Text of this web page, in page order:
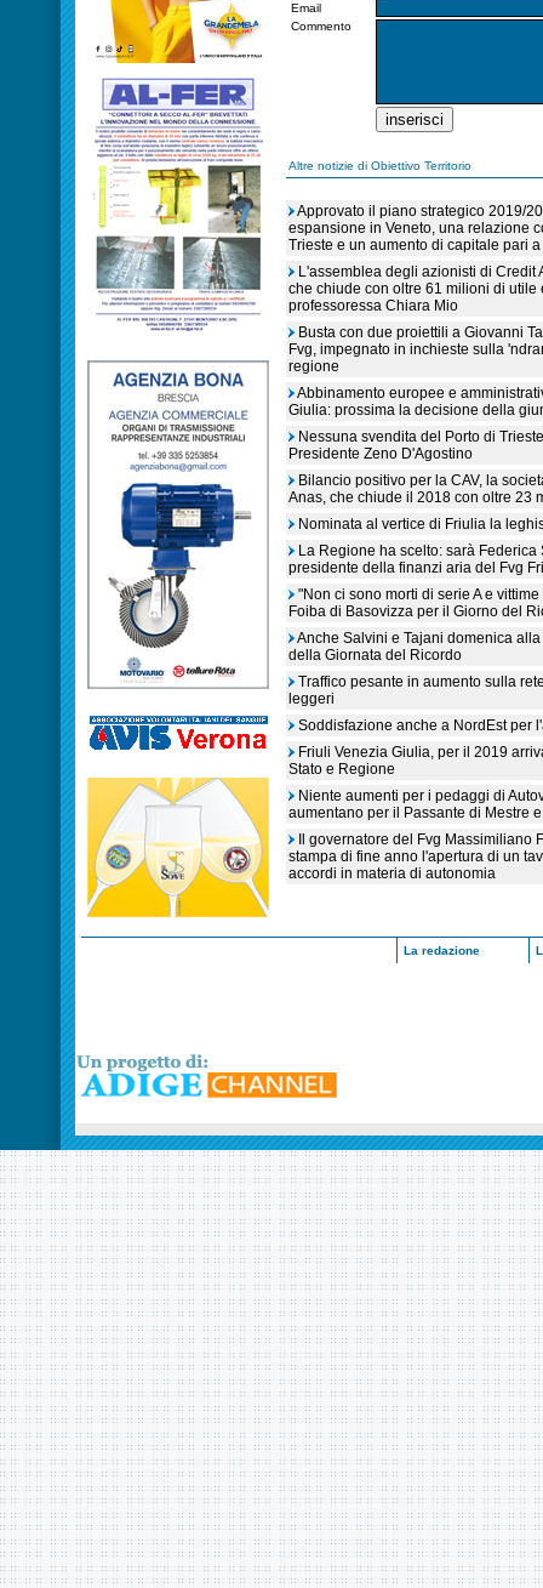
Email
Commento
Altre notizie di Obiettivo Territorio
Approvato il piano strategico 2019/
espansione in Veneto, una relazione
Trieste e un aumento di capitale pari
L'assemblea degli azionisti di
che chiude con oltre 61 milioni di
professoressa Chiara Mio
Busta con due proiettili a Giovanni
Fvg, impegnato in inchieste sulla
regione
Abbinamento europee e
Giulia: prossima la decisione della
Nessuna svendita del Porto di
Presidente Zeno D'Agostino
Bilancio positivo per la CAV, la
Anas, che chiude il 2018 con oltre 23
Nominata al vertice di Friulia la
La Regione ha scelto: sarà
presidente della finanzi aria del Fvg
"Non ci sono morti di serie A e
Foiba di Basovizza per il Giorno del
Anche Salvini e Tajani domenica
della Giornata del Ricordo
Traffico pesante in aumento sulla
leggeri
Soddisfazione anche a NordEst per
Friuli Venezia Giulia, per il 2019
Stato e Regione
Niente aumenti per i pedaggi di
aumentano per il Passante di Mestre
Il governatore del Fvg
stampa di fine anno l'apertura di un
accordi in materia di autonomia
La redazione